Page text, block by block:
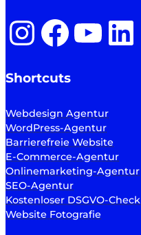
InstagramFacebook YouTube LinkedIn
Shortcuts
Webdesign Agentur
WordPress-Agentur
Barrierefreie Website
E-Commerce-Agentur
Onlinemarketing-Agentur
SEO-Agentur
Kostenloser DSGVO-Check
Website Fotografie